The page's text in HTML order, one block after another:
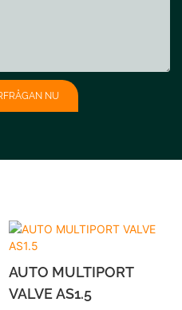
NU
AUTO MULTIPORT
VALVE AS1.5